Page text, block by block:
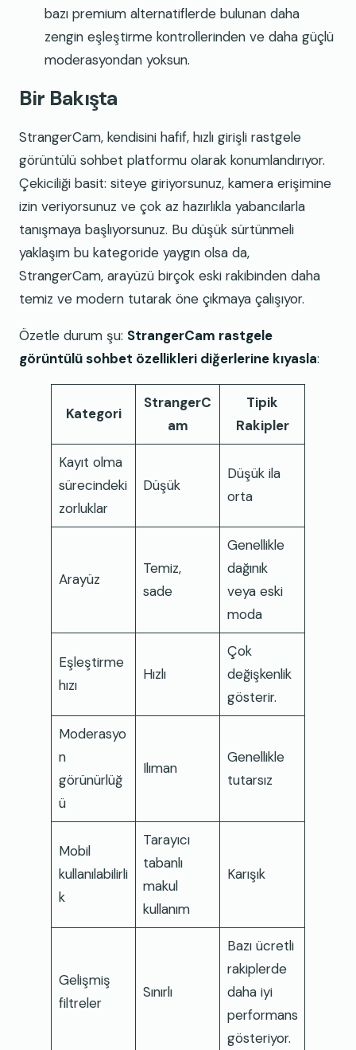
bazı premium alternatiflerde bulunan daha
zengin eşleştirme kontrollerinden ve daha güçlü
moderasyondan yoksun.
Bir Bakışta
StrangerCam, kendisini hafif, hızlı girişli rastgele
görüntülü sohbet platformu olarak konumlandırıyor.
Çekiciliği basit: siteye giriyorsunuz, kamera erişimine
izin veriyorsunuz ve çok az hazırlıkla yabancılarla
tanışmaya başlıyorsunuz. Bu düşük sürtünmeli
yaklaşım bu kategoride yaygın olsa da,
StrangerCam, arayüzü birçok eski rakibinden daha
temiz ve modern tutarak öne çıkmaya çalışıyor.
Özetle durum şu: StrangerCam rastgele
görüntülü sohbet özellikleri diğerlerine kıyasla:
Kategori
StrangerC
am
Tipik
Rakipler
Kayıt olma
sürecindeki
zorluklar
Düşük
Düşük ila
orta
Arayüz
Temiz,
sade
Genellikle
dağınık
veya eski
moda
Eşleştirme
hızı
Hızlı
Çok
değişkenlik
gösterir.
Moderasyo
n
görünürlüğ
ü
Ilıman
Genellikle
tutarsız
Mobil
kullanılabilirli
k
Tarayıcı
tabanlı
makul
kullanım
Karışık
Gelişmiş
filtreler
Sınırlı
Bazı ücretli
rakiplerde
daha iyi
performans
gösteriyor.